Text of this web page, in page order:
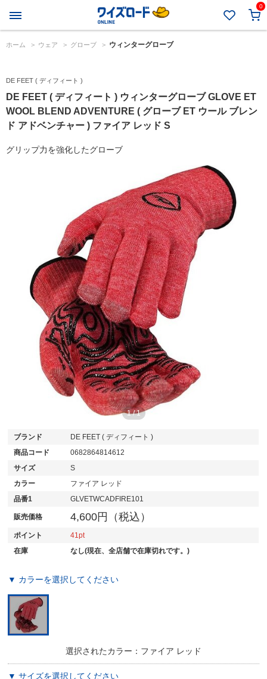
0
ホーム > ウェア > グローブ > ウィンターグローブ
DE FEET ( ディフィート )
DE FEET ( ディフィート ) ウィンターグローブ GLOVE ET
WOOL BLEND ADVENTURE ( グローブ ET ウール ブレン
ド アドベンチャー ) ファイア レッド S
グリップ力を強化したグローブ
1/1
ブランド
DE FEET ( ディフィート )
商品コード
0682864814612
サイズ
S
カラー
ファイア レッド
品番1
GLVETWCADFIRE101
販売価格 4,600円（税込）
ポイント
41
在庫
なし(現在、全店舗で在庫切れです。)
▼ カラーを選択してください
選択されたカラー：ファイア レッド
▼ サイズを選択してください